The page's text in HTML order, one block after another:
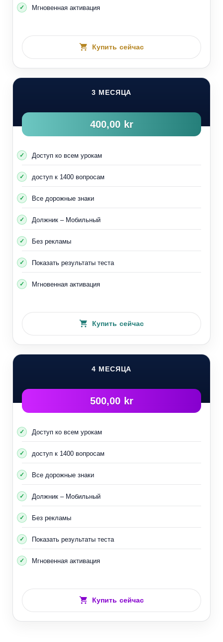
Мгновенная активация
Купить сейчас
3 МЕСЯЦА
400,00 kr
Доступ ко всем урокам
доступ к 1400 вопросам
Все дорожные знаки
Должник – Мобильный
Без рекламы
Показать результаты теста
Мгновенная активация
Купить сейчас
4 МЕСЯЦА
500,00 kr
Доступ ко всем урокам
доступ к 1400 вопросам
Все дорожные знаки
Должник – Мобильный
Без рекламы
Показать результаты теста
Мгновенная активация
Купить сейчас